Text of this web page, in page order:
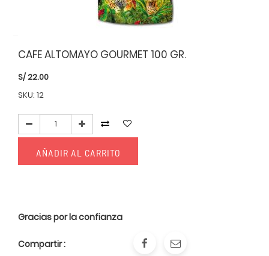
CAFE ALTOMAYO GOURMET 100 GR.
S/22.00
SKU: 12
AÑADIR AL CARRITO
Gracias por la confianza
Compartir :